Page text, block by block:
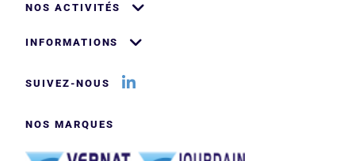
NOS ACTIVITÉS
INFORMATIONS
Titre
SUIVEZ-NOUS Logo LinkedIn
Titre
NOS MARQUES